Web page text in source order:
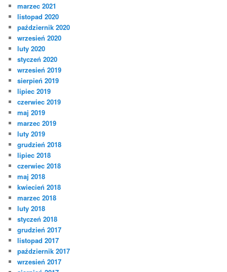
marzec 2021
listopad 2020
październik 2020
wrzesień 2020
luty 2020
styczeń 2020
wrzesień 2019
sierpień 2019
lipiec 2019
czerwiec 2019
maj 2019
marzec 2019
luty 2019
grudzień 2018
lipiec 2018
czerwiec 2018
maj 2018
kwiecień 2018
marzec 2018
luty 2018
styczeń 2018
grudzień 2017
listopad 2017
październik 2017
wrzesień 2017